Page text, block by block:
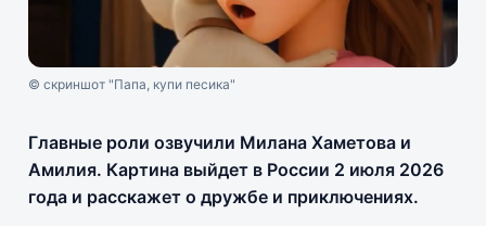
© скриншот "Папа, купи песика"
Главные роли озвучили Милана Хаметова и
Амилия. Картина выйдет в России 2 июля 2026
года и расскажет о дружбе и приключениях.